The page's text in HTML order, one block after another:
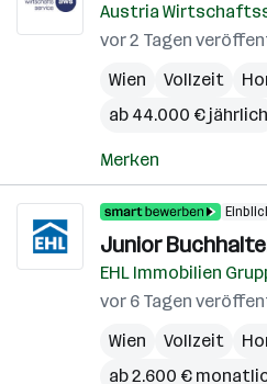
Austria
vor 2 Tagen
Wien
Vollzeit
ab 44.000 € jährlich
Merken
Junior
EHL Immobilien
vor 6 Tagen
Wien
Vollzeit
ab 2.600 €